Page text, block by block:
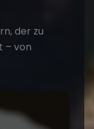
, der zu
– von